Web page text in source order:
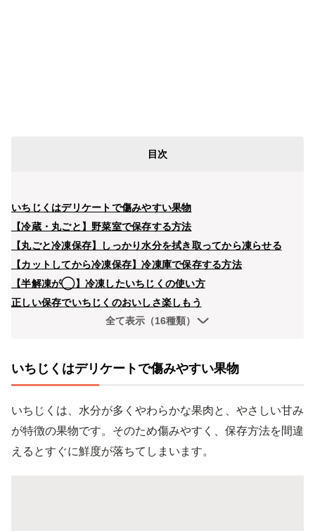
目次
いちじくはデリケートで傷みやすい果物
【冷蔵・丸ごと】野菜室で保存する方法
【丸ごと冷凍保存】しっかり水分を拭き取ってから凍らせる
【カットしてから冷凍保存】冷凍庫で保存する方法
【半解凍が◯】冷凍したいちじくの使い方
正しい保存でいちじくのおいしさ楽しもう
全て表示（16種類）
いちじくはデリケートで傷みやすい果物
いちじくは、水分が多くやわらかな果肉と、やさしい甘み
が特徴の果物です。そのため傷みやすく、保存方法を間違
えるとすぐに鮮度が落ちてしまいます。